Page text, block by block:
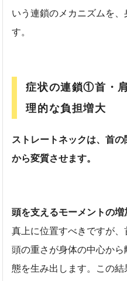
いう連鎖のメカニズムを
す。
症状の連鎖①首・
理的な負担増大
ストレートネックは、首
から変質させます。
頭を支えるモーメントの増
真上に位置すべきですが、
頭の重さが身体の中心か
態を生み出します。この